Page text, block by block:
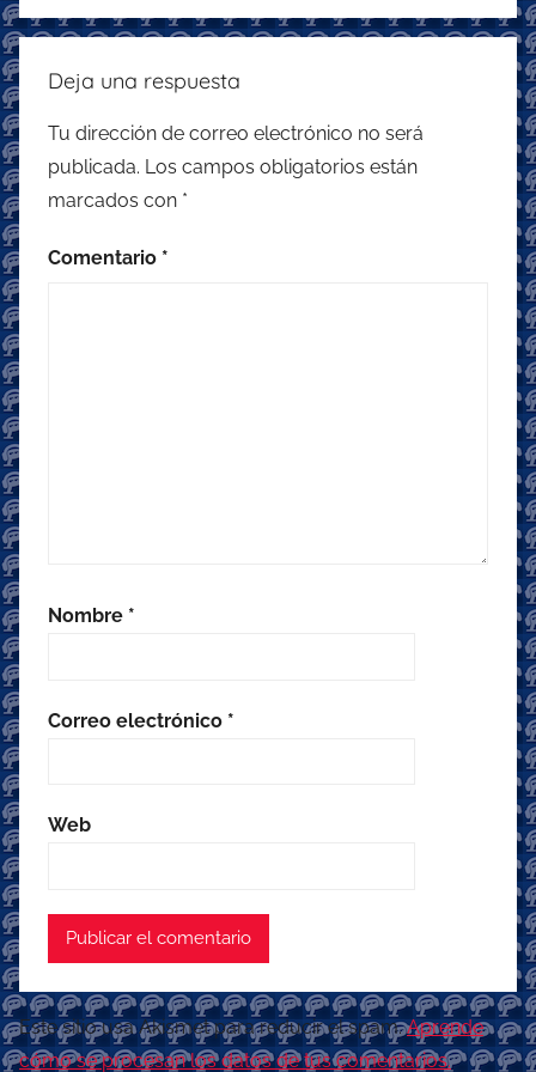
Deja una respuesta
Tu dirección de correo electrónico no será
publicada. Los campos obligatorios están
marcados con *
Comentario *
Nombre *
Correo electrónico *
Web
Este sitio usa Akismet para reducir el spam.Aprende
cómo se procesan los datos de tus comentarios.